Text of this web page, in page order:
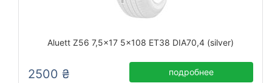
Aluett Z56 7,5x17 5x108 ET38 DIA70,4 (silver)
2500 ₴ подробнее